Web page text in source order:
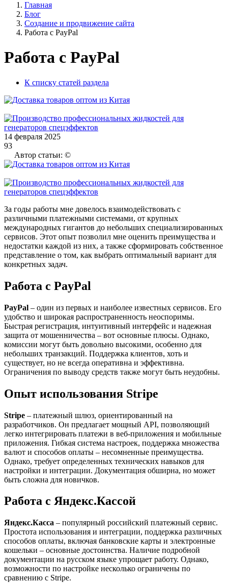
Главная
Блог
Создание и продвижение сайта
Работа с PayPal
Работа с PayPal
К списку статей раздела
14 февраля 2025
93
Автор статьи: ©
За годы работы мне довелось взаимодействовать с
различными платежными системами, от крупных
международных гигантов до небольших специализированных
сервисов. Этот опыт позволил мне оценить преимущества и
недостатки каждой из них, а также сформировать собственное
представление о том, как выбрать оптимальный вариант для
конкретных задач.
Работа с PayPal
PayPal – один из первых и наиболее известных сервисов. Его
удобство и широкая распространенность неоспоримы.
Быстрая регистрация, интуитивный интерфейс и надежная
защита от мошенничества – вот основные плюсы. Однако,
комиссии могут быть довольно высокими, особенно для
небольших транзакций. Поддержка клиентов, хоть и
существует, но не всегда оперативна и эффективна.
Ограничения по выводу средств также могут быть неудобны.
Опыт использования Stripe
Stripe – платежный шлюз, ориентированный на
разработчиков. Он предлагает мощный API, позволяющий
легко интегрировать платежи в веб-приложения и мобильные
приложения. Гибкая система настроек, поддержка множества
валют и способов оплаты – несомненные преимущества.
Однако, требует определенных технических навыков для
настройки и интеграции. Документация обширна, но может
быть сложна для новичков.
Работа с Яндекс.Кассой
Яндекс.Касса – популярный российский платежный сервис.
Простота использования и интеграции, поддержка различных
способов оплаты, включая банковские карты и электронные
кошельки – основные достоинства. Наличие подробной
документации на русском языке упрощает работу. Однако,
возможности по настройке несколько ограничены по
сравнению с Stripe.